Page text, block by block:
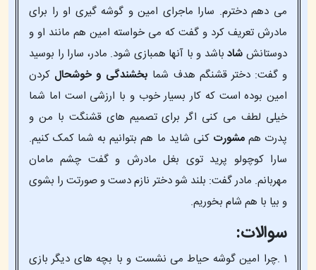
می دهم دخترم. سارا ماجرای امین و گوشه گیری او را برای
مادرش تعریف کرد و گفت که می خواسته امین هم مانند او و
دوستانش شادباشد و با آنها همبازی شود. مادر، سارا را بوسید
و گفت: دختر قشنگم هدف شما بخشندگی و خوشحال کردن
امین بوده است که کار بسیار خوب و با ارزشی است اما شما
خیلی لطف می کنی اگر برای تصمیم های قشنگت با من و
پدرت هممشورت کنی شاید ما هم بتوانیم به شما کمک کنیم.
سارا کوچولو پرید توی بغل مادرش و گفت چشم مامان
مهربانم. مادر گفت: بلند شو دختر نازم دست و صورتت را بشوی
و بیا با هم شام بخوریم.
سوالات:
1 .چرا امین گوشه حیاط می نشست و با بچه های دیگر بازی